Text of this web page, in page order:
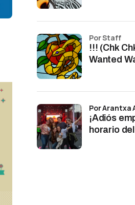
!!! (Chk
Wanted
por Staff
¡Adiós
horario
por Arantxa